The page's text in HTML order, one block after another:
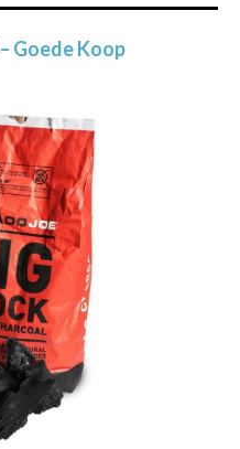
– Goede Koop